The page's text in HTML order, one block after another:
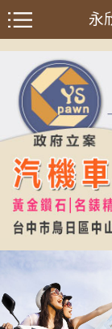
永